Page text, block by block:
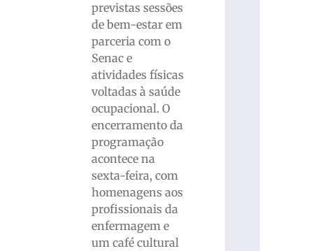
previstas sessões
de bem-estar em
parceria com o
Senac e
atividades físicas
voltadas à saúde
ocupacional. O
encerramento da
programação
acontece na
sexta-feira, com
homenagens aos
profissionais da
enfermagem e
um café cultural